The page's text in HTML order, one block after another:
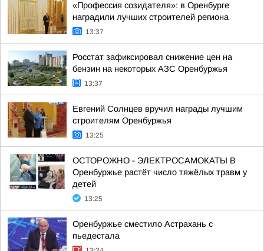
«Профессия созидателя»: в Оренбурге
наградили лучших строителей региона
13:37
Росстат зафиксировал снижение цен на
бензин на некоторых АЗС Оренбуржья
13:37
Евгений Солнцев вручил награды лучшим
строителям Оренбуржья
13:25
ОСТОРОЖНО - ЭЛЕКТРОСАМОКАТЫ В
Оренбуржье растёт число тяжёлых травм у
детей
13:25
Оренбуржье сместило Астрахань с
пьедестала